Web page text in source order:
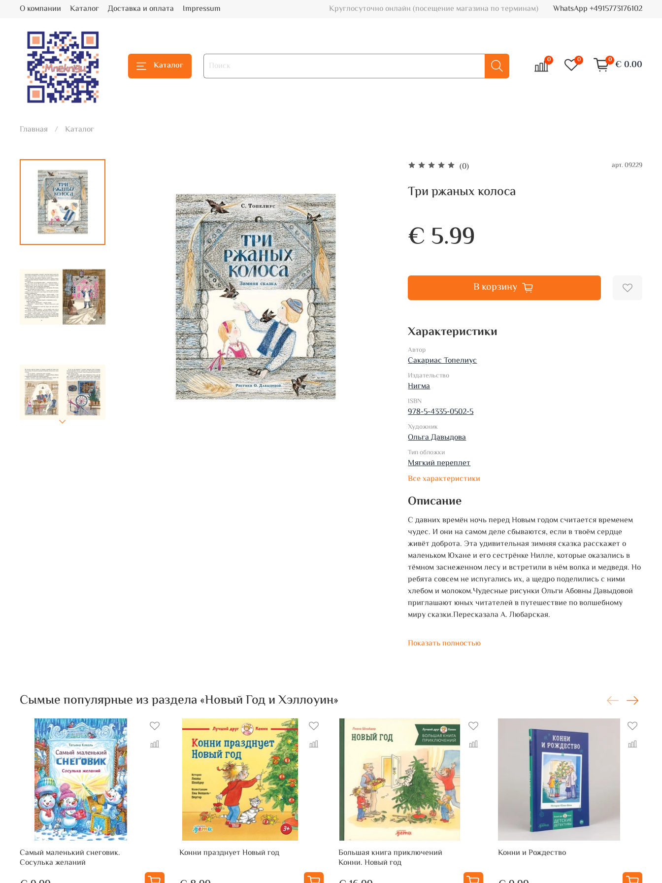
О компании Каталог Доставка и оплата Impressum Круглосуточно онлайн (посещение магазина по терминам) WhatsApp +4915773176102
Каталог 0 0 0 € 0.00
Главная Каталог
(0) арт.09229
Три ржаных колоса
€ 5.99
В корзину
Характеристики
Автор
Сакариас Топелиус
Издательство
Нигма
ISBN
978-5-4335-0502-5
Художник
Ольга Давыдова
Тип обложки
Мягкий переплет
Все характеристики
Описание
С давних времён ночь перед Новым годом считается временем
чудес. И они на самом деле сбываются, если в твоём сердце
живёт доброта. Эта удивительная зимняя сказка расскажет о
маленьком Юхане и его сестрёнке Нилле, которые оказались в
тёмном заснеженном лесу и встретили в нём волка и медведя. Но
ребята совсем не испугались их, а щедро поделились с ними
хлебом и молоком.Чудесные рисунки Ольги Абовны Давыдовой
приглашают юных читателей в путешествие по волшебному
миру сказки.Пересказала А. Любарская.
Показать полностью
Сымые популярные из раздела «Новый Год и Хэллоуин»
Самый маленький снеговик.
Сосулька желаний
Конни празднует Новый год
Большая книга приключений
Конни. Новый год
Конни и Рождество